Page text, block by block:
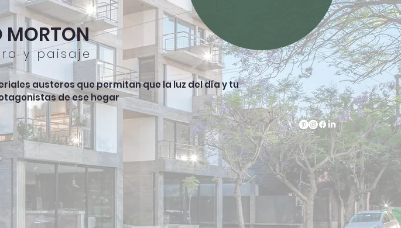
MORTON
y paisaje
austeros que permitan que la luz del día y tu
de ese hogar
Noticias Nosotras Docencia Contacto